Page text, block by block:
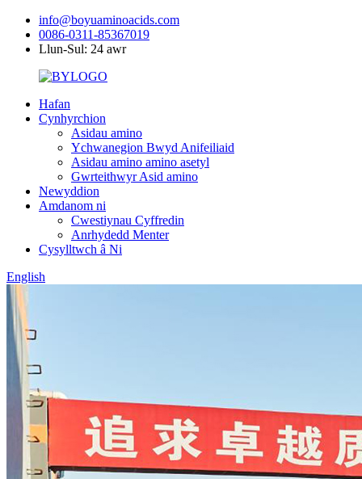
info@boyuaminoacids.com
0086-0311-85367019
Llun-Sul: 24 awr
Hafan
Cynhyrchion
Asidau amino
Ychwanegion Bwyd Anifeiliaid
Asidau amino amino asetyl
Gwrteithwyr Asid amino
Newyddion
Amdanom ni
Cwestiynau Cyffredin
Anrhydedd Menter
Cysylltwch â Ni
English